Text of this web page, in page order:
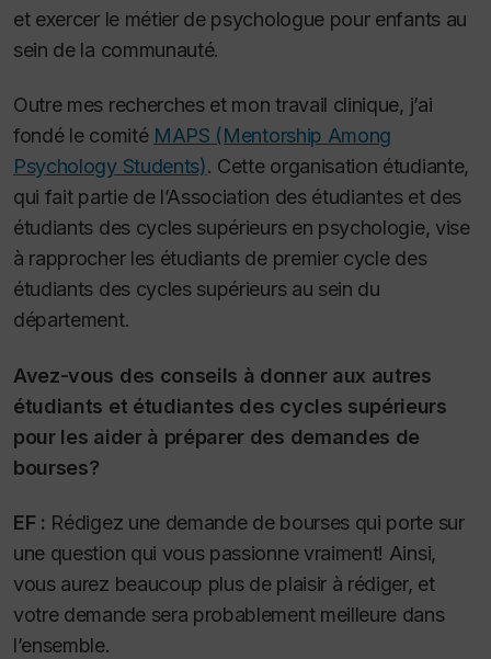
et exercer le métier de psychologue pour enfants au
sein de la communauté.
Outre mes recherches et mon travail clinique, j’ai
fondé le comité MAPS (Mentorship Among
Psychology Students). Cette organisation étudiante,
qui fait partie de l’Association des étudiantes et des
étudiants des cycles supérieurs en psychologie, vise
à rapprocher les étudiants de premier cycle des
étudiants des cycles supérieurs au sein du
département.
Avez-vous des conseils à donner aux autres
étudiants et étudiantes des cycles supérieurs
pour les aider à préparer des demandes de
bourses?
EF : Rédigez une demande de bourses qui porte sur
une question qui vous passionne vraiment! Ainsi,
vous aurez beaucoup plus de plaisir à rédiger, et
votre demande sera probablement meilleure dans
l’ensemble.